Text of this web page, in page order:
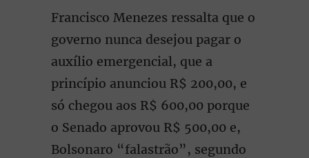
Francisco Menezes ressalta que o
governo nunca desejou pagar o
auxílio emergencial, que a
princípio anunciou R$ 200,00, e
só chegou aos R$ 600,00 porque
o Senado aprovou R$ 500,00 e,
Bolsonaro “falastrão”, segundo